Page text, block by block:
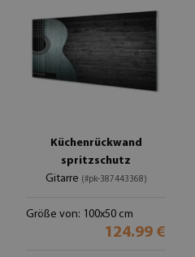
Küchenrückwand
spritzschutz
Gitarre (#pk-387443368)
Größe von: 100x50 cm
124.99 €